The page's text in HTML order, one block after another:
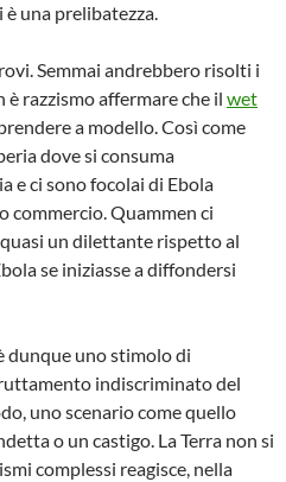
una prelibatezza.
Semmai andrebbero risolti i
è razzismo affermare che il wet
a modello. Così come
dove si consuma
e ci sono focolai di Ebola
commercio. Quammen ci
un dilettante rispetto al
se iniziasse a diffondersi
dunque uno stimolo di
indiscriminato del
uno scenario come quello
o un castigo. La Terra non si
complessi reagisce, nella